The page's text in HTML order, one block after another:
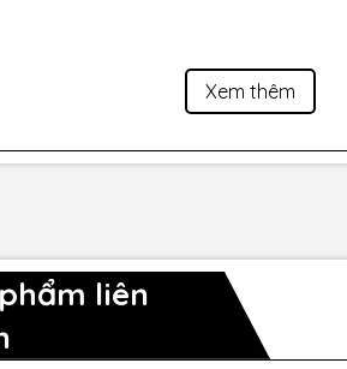
Dynamic được trang bị támpre-amp
mức gain rõ ràng, noise thấp và loại
, giọng hát, v.v. Output ADAT
record bằng output digital.
Xem thêm
liên